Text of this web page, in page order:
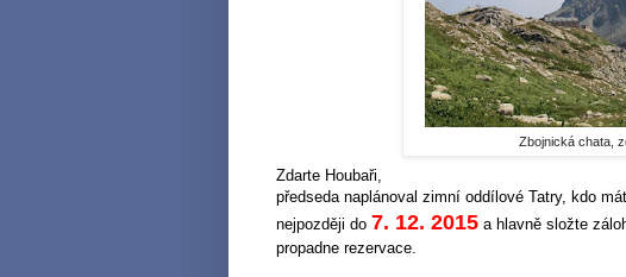
Zbojnická chata,
Zdarte Houbaři,
předseda naplánoval zimní oddílové Tatry, kdo
nejpozději do 7. 12. 2015 a hlavně složte
propadne rezervace.